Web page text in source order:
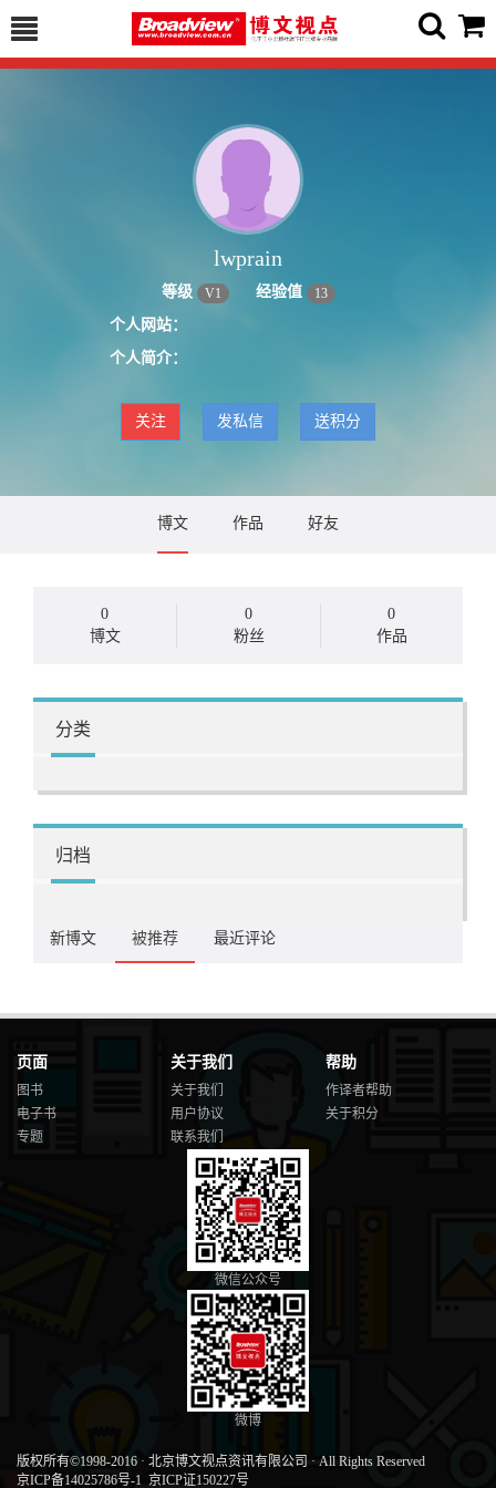
lwprain
等级 V1 经验值 13
个人网站：
个人简介：
关注 发私信 送积分
博文 作品 好友
0
博文
0
粉丝
0
作品
分类
归档
新博文 被推荐 最近评论
页面
图书
电子书
专题
关于我们
关于我们
用户协议
联系我们
帮助
作译者帮助
关于积分
微信公众号
微博
版权所有©1998-2016 · 北京博文视点资讯有限公司 · All Rights Reserved
京ICP备14025786号-1 京ICP证150227号